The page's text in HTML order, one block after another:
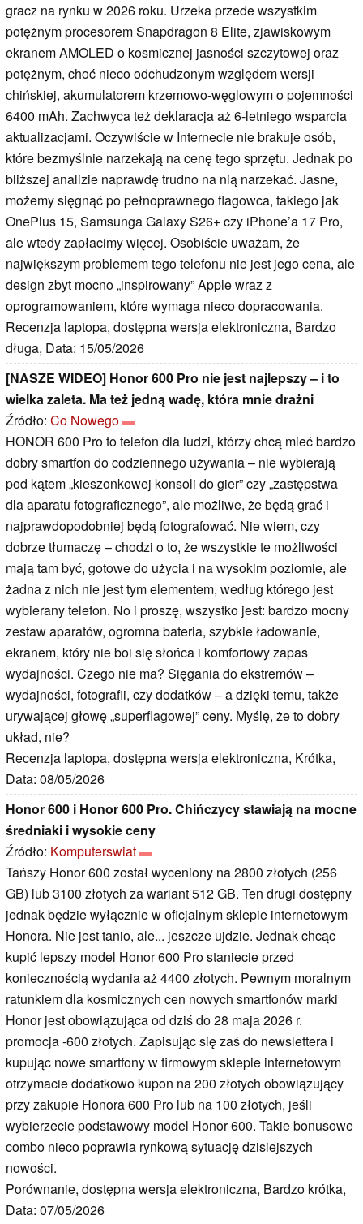
gracz na rynku w 2026 roku. Urzeka przede wszystkim
potężnym procesorem Snapdragon 8 Elite, zjawiskowym
ekranem AMOLED o kosmicznej jasności szczytowej oraz
potężnym, choć nieco odchudzonym względem wersji
chińskiej, akumulatorem krzemowo-węglowym o pojemności
6400 mAh. Zachwyca też deklaracja aż 6-letniego wsparcia
aktualizacjami. Oczywiście w Internecie nie brakuje osób,
które bezmyślnie narzekają na cenę tego sprzętu. Jednak po
bliższej analizie naprawdę trudno na nią narzekać. Jasne,
możemy sięgnąć po pełnoprawnego flagowca, takiego jak
OnePlus 15, Samsunga Galaxy S26+ czy iPhone’a 17 Pro,
ale wtedy zapłacimy więcej. Osobiście uważam, że
największym problemem tego telefonu nie jest jego cena, ale
design zbyt mocno „inspirowany” Apple wraz z
oprogramowaniem, które wymaga nieco dopracowania.
Recenzja laptopa, dostępna wersja elektroniczna, Bardzo
długa, Data: 15/05/2026
[NASZE WIDEO] Honor 600 Pro nie jest najlepszy – i to
wielka zaleta. Ma też jedną wadę, która mnie drażni
Źródło: Co Nowego
HONOR 600 Pro to telefon dla ludzi, którzy chcą mieć bardzo
dobry smartfon do codziennego używania – nie wybierają
pod kątem „kieszonkowej konsoli do gier” czy „zastępstwa
dla aparatu fotograficznego”, ale możliwe, że będą grać i
najprawdopodobniej będą fotografować. Nie wiem, czy
dobrze tłumaczę – chodzi o to, że wszystkie te możliwości
mają tam być, gotowe do użycia i na wysokim poziomie, ale
żadna z nich nie jest tym elementem, według którego jest
wybierany telefon. No i proszę, wszystko jest: bardzo mocny
zestaw aparatów, ogromna bateria, szybkie ładowanie,
ekranem, który nie boi się słońca i komfortowy zapas
wydajności. Czego nie ma? Sięgania do ekstremów –
wydajności, fotografii, czy dodatków – a dzięki temu, także
urywającej głowę „superflagowej” ceny. Myślę, że to dobry
układ, nie?
Recenzja laptopa, dostępna wersja elektroniczna, Krótka,
Data: 08/05/2026
Honor 600 i Honor 600 Pro. Chińczycy stawiają na mocne
średniaki i wysokie ceny
Źródło: Komputerswiat
Tańszy Honor 600 został wyceniony na 2800 złotych (256
GB) lub 3100 złotych za wariant 512 GB. Ten drugi dostępny
jednak będzie wyłącznie w oficjalnym sklepie internetowym
Honora. Nie jest tanio, ale... jeszcze ujdzie. Jednak chcąc
kupić lepszy model Honor 600 Pro staniecie przed
koniecznością wydania aż 4400 złotych. Pewnym moralnym
ratunkiem dla kosmicznych cen nowych smartfonów marki
Honor jest obowiązująca od dziś do 28 maja 2026 r.
promocja -600 złotych. Zapisując się zaś do newslettera i
kupując nowe smartfony w firmowym sklepie internetowym
otrzymacie dodatkowo kupon na 200 złotych obowiązujący
przy zakupie Honora 600 Pro lub na 100 złotych, jeśli
wybierzecie podstawowy model Honor 600. Takie bonusowe
combo nieco poprawia rynkową sytuację dzisiejszych
nowości.
Porównanie, dostępna wersja elektroniczna, Bardzo krótka,
Data: 07/05/2026